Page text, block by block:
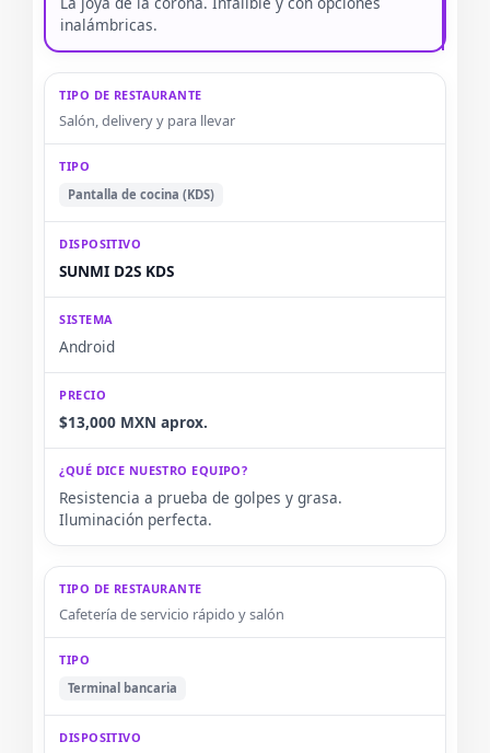
inalámbricas.
Salón, delivery y para llevar
Pantalla de cocina (KDS)
SUNMI D2S KDS
Android
$13,000 MXN aprox.
Resistencia a prueba de golpes y grasa.
Iluminación perfecta.
Cafetería de servicio rápido y salón
Terminal bancaria